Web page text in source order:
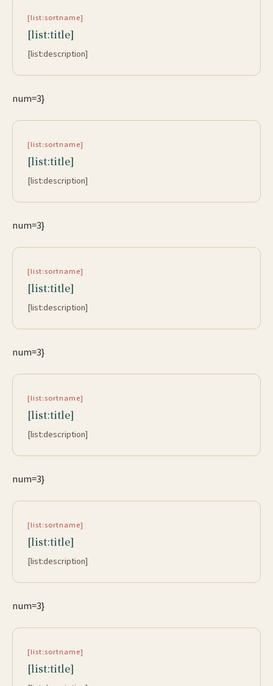
[list:sortname]
[list:title]
[list:description]
num=3}
[list:sortname]
[list:title]
[list:description]
num=3}
[list:sortname]
[list:title]
[list:description]
num=3}
[list:sortname]
[list:title]
[list:description]
num=3}
[list:sortname]
[list:title]
[list:description]
num=3}
[list:sortname]
[list:title]